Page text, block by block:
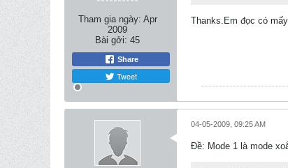
Tham gia ngày: Apr
2009
Bài gởi: 45
Share
Tweet
Thanks.Em đọc có
04-05-2009, 09:25 AM
Ðề: Mode 1 là mode